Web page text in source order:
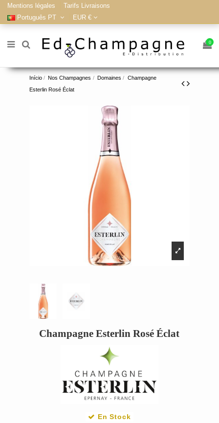
Mentions légales
Tarifs Livraisons
Português PT
EUR €
0
Início Nos Champagnes Domaines
Champagne
Esterlin Rosé Éclat
Champagne Esterlin Rosé Éclat
En Stock